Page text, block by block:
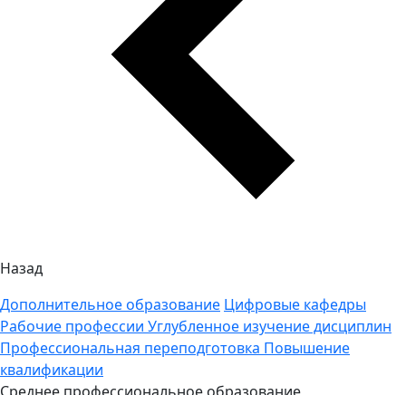
Назад
Дополнительное образование Цифровые кафедры
Рабочие профессии Углубленное изучение дисциплин
Профессиональная переподготовка Повышение
квалификации